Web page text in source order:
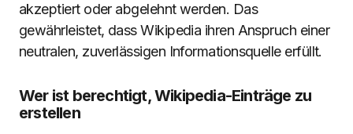
akzeptiert oder abgelehnt werden. Das
gewährleistet, dass Wikipedia ihren Anspruch einer
neutralen, zuverlässigen Informationsquelle erfüllt.
Wer ist berechtigt, Wikipedia-Einträge zu
erstellen